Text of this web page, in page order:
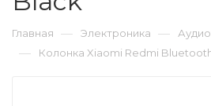
Главная — Электроника —
— Колонка Xiaomi Redmi